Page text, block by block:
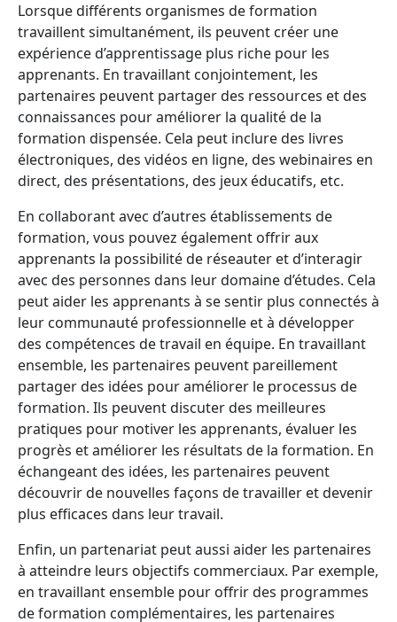
Lorsque différents organismes de formation
travaillent simultanément, ils peuvent créer une
expérience d’apprentissage plus riche pour les
apprenants. En travaillant conjointement, les
partenaires peuvent partager des ressources et des
connaissances pour améliorer la qualité de la
formation dispensée. Cela peut inclure des livres
électroniques, des vidéos en ligne, des webinaires en
direct, des présentations, des jeux éducatifs, etc.
En collaborant avec d’autres établissements de
formation, vous pouvez également offrir aux
apprenants la possibilité de réseauter et d’interagir
avec des personnes dans leur domaine d’études. Cela
peut aider les apprenants à se sentir plus connectés à
leur communauté professionnelle et à développer
des compétences de travail en équipe. En travaillant
ensemble, les partenaires peuvent pareillement
partager des idées pour améliorer le processus de
formation. Ils peuvent discuter des meilleures
pratiques pour motiver les apprenants, évaluer les
progrès et améliorer les résultats de la formation. En
échangeant des idées, les partenaires peuvent
découvrir de nouvelles façons de travailler et devenir
plus efficaces dans leur travail.
Enfin, un partenariat peut aussi aider les partenaires
à atteindre leurs objectifs commerciaux. Par exemple,
en travaillant ensemble pour offrir des programmes
de formation complémentaires, les partenaires